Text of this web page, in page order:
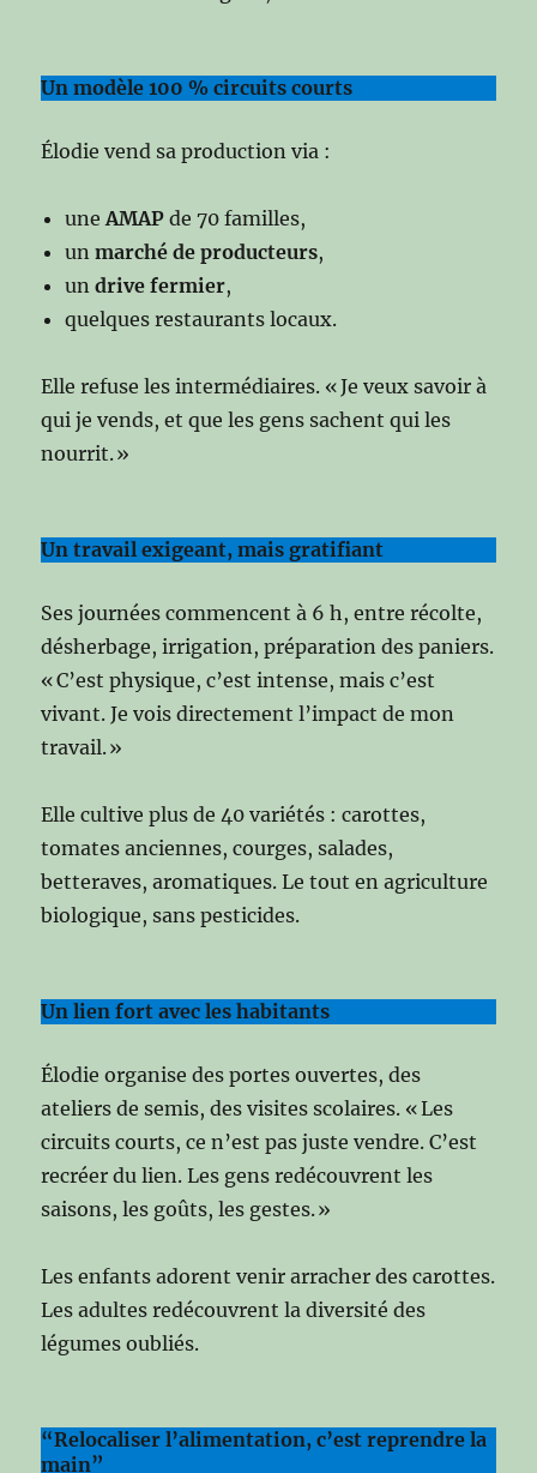
Un modèle 100 % circuits courts
Élodie vend sa production via :
uneAMAP de 70 familles,
unmarché de producteurs,
undrive fermier,
quelques restaurants locaux.
Elle refuse les intermédiaires. « Je veux savoir à
qui je vends, et que les gens sachent qui les
nourrit. »
Un travail exigeant, mais gratifiant
Ses journées commencent à 6 h, entre récolte,
désherbage, irrigation, préparation des paniers.
« C’est physique, c’est intense, mais c’est
vivant. Je vois directement l’impact de mon
travail. »
Elle cultive plus de 40 variétés : carottes,
tomates anciennes, courges, salades,
betteraves, aromatiques. Le tout en agriculture
biologique, sans pesticides.
Un lien fort avec les habitants
Élodie organise des portes ouvertes, des
ateliers de semis, des visites scolaires. « Les
circuits courts, ce n’est pas juste vendre. C’est
recréer du lien. Les gens redécouvrent les
saisons, les goûts, les gestes. »
Les enfants adorent venir arracher des carottes.
Les adultes redécouvrent la diversité des
légumes oubliés.
“Relocaliser l’alimentation, c’est reprendre la
main”